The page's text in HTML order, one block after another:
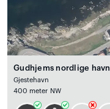
Gudhjems nordlige havn
Gjestehavn
400 meter NW